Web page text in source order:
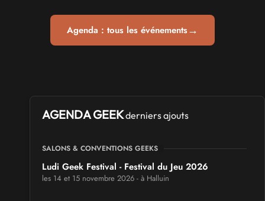
Agenda : tous les événements→
AGENDA GEEKderniers ajouts
SALONS & CONVENTIONS GEEKS
Ludi Geek Festival - Festival du Jeu 2026
les 14 et 15 novembre 2026 - à Halluin